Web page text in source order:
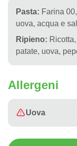
Pasta: Farina
uova, acqua e
Ripieno:
patate, uova,
Allergeni
Uova